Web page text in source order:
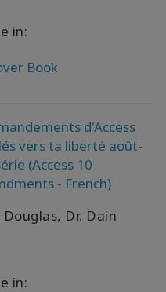
in:
Book
d'Access
vers ta liberté août-
(Access 10
- French)
Dr. Dain
in: